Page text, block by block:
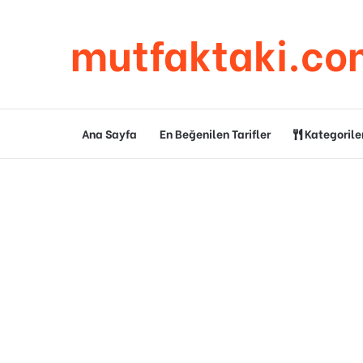
Ana Sayfa En Beğenilen Tarifler